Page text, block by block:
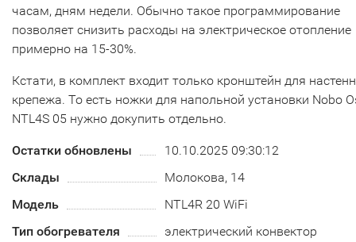
часам, дням недели. Обычно такое программирование
позволяет снизить расходы на электрическое отопление
примерно на 15-30%.
Кстати, в комплект входит только кронштейн для
крепежа. То есть ножки для напольной установки Nobo
NTL4S 05 нужно докупить отдельно.
Остатки обновлены
10.10.2025 09:30:12
Склады
Молокова, 14
Модель
NTL4R 20 WiFi
Тип обогревателя
электрический конвектор